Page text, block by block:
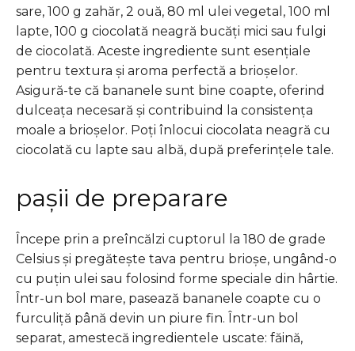
sare, 100 g zahăr, 2 ouă, 80 ml ulei vegetal, 100 ml
lapte, 100 g ciocolată neagră bucăți mici sau fulgi
de ciocolată. Aceste ingrediente sunt esențiale
pentru textura și aroma perfectă a brioșelor.
Asigură-te că bananele sunt bine coapte, oferind
dulceața necesară și contribuind la consistența
moale a brioșelor. Poți înlocui ciocolata neagră cu
ciocolată cu lapte sau albă, după preferințele tale.
pașii de preparare
Începe prin a preîncălzi cuptorul la 180 de grade
Celsius și pregătește tava pentru brioșe, ungând-o
cu puțin ulei sau folosind forme speciale din hârtie.
Într-un bol mare, pasează bananele coapte cu o
furculiță până devin un piure fin. Într-un bol
separat, amestecă ingredientele uscate: făină,